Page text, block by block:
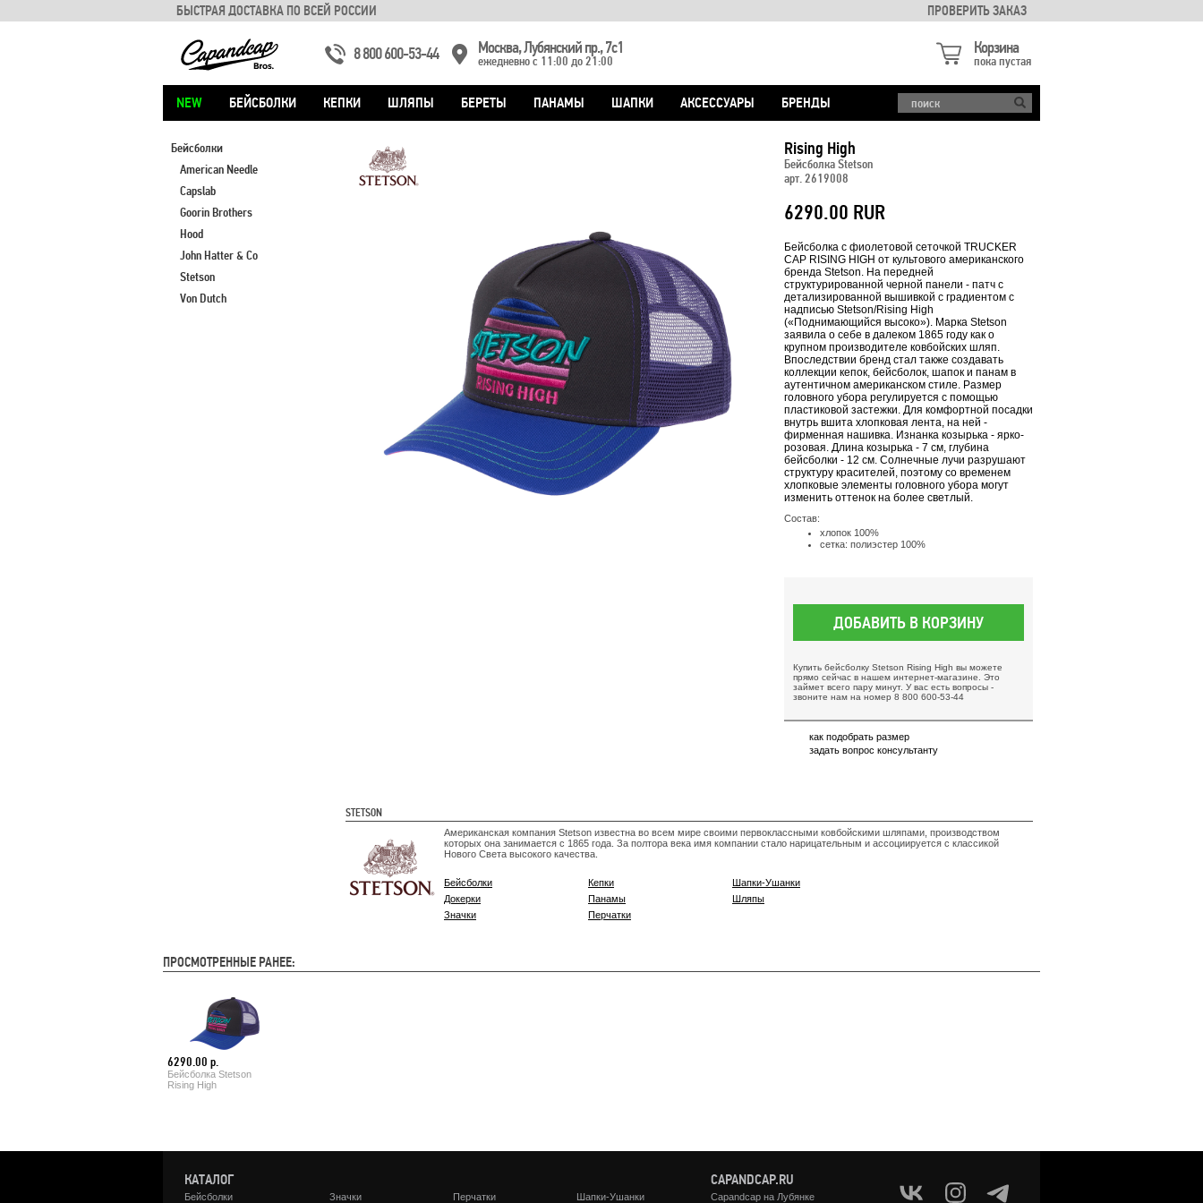
БЫСТРАЯ ДОСТАВКА ПО ВСЕЙ РОССИИ ПРОВЕРИТЬ ЗАКАЗ
8 800 600-53-44 Москва, Лубянский пр., 7с1
ежедневно с 11:00 до 21:00
Корзина
пока пустая
NEW БЕЙСБОЛКИ КЕПКИ ШЛЯПЫ БЕРЕТЫ ПАНАМЫ ШАПКИ АКСЕССУАРЫ БРЕНДЫ
Бейсболки
American Needle
Capslab
Goorin Brothers
Hood
John Hatter & Co
Stetson
Von Dutch
Rising High
Бейсболка Stetson
арт. 2619008
6290.00 RUR
Бейсболка с фиолетовой сеточкой TRUCKER
CAP RISING HIGH от культового американского
бренда Stetson. На передней
структурированной черной панели - патч с
детализированной вышивкой с градиентом с
надписью Stetson/Rising High
(«Поднимающийся высоко»). Марка Stetson
заявила о себе в далеком 1865 году как о
крупном производителе ковбойских шляп.
Впоследствии бренд стал также создавать
коллекции кепок, бейсболок, шапок и панам в
аутентичном американском стиле. Размер
головного убора регулируется с помощью
пластиковой застежки. Для комфортной посадки
внутрь вшита хлопковая лента, на ней -
фирменная нашивка. Изнанка козырька - ярко-
розовая. Длина козырька - 7 см, глубина
бейсболки - 12 см. Солнечные лучи разрушают
структуру красителей, поэтому со временем
хлопковые элементы головного убора могут
изменить оттенок на более светлый.
Состав:
хлопок 100%
сетка: полиэстер 100%
ДОБАВИТЬ В КОРЗИНУ
Купить бейсболку Stetson Rising High вы можете
прямо сейчас в нашем интернет-магазине. Это
займет всего пару минут. У вас есть вопросы -
звоните нам на номер 8 800 600-53-44
как подобрать размер
задать вопрос консультанту
STETSON
Американская компания Stetson известна во всем мире своими первоклассными ковбойскими шляпами, производством
которых она занимается с 1865 года. За полтора века имя компании стало нарицательным и ассоциируется с классикой
Нового Света высокого качества.
Бейсболки
Докерки
Значки
Кепки
Панамы
Перчатки
Шапки-Ушанки
Шляпы
ПРОСМОТРЕННЫЕ РАНЕЕ:
6290.00 р.
Бейсболка Stetson
Rising High
КАТАЛОГ
Бейсболки Значки Перчатки Шапки-Ушанки
CAPANDCAP.RU
Capandcap на Лубянке